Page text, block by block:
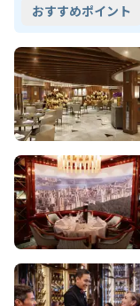
おすすめポイント